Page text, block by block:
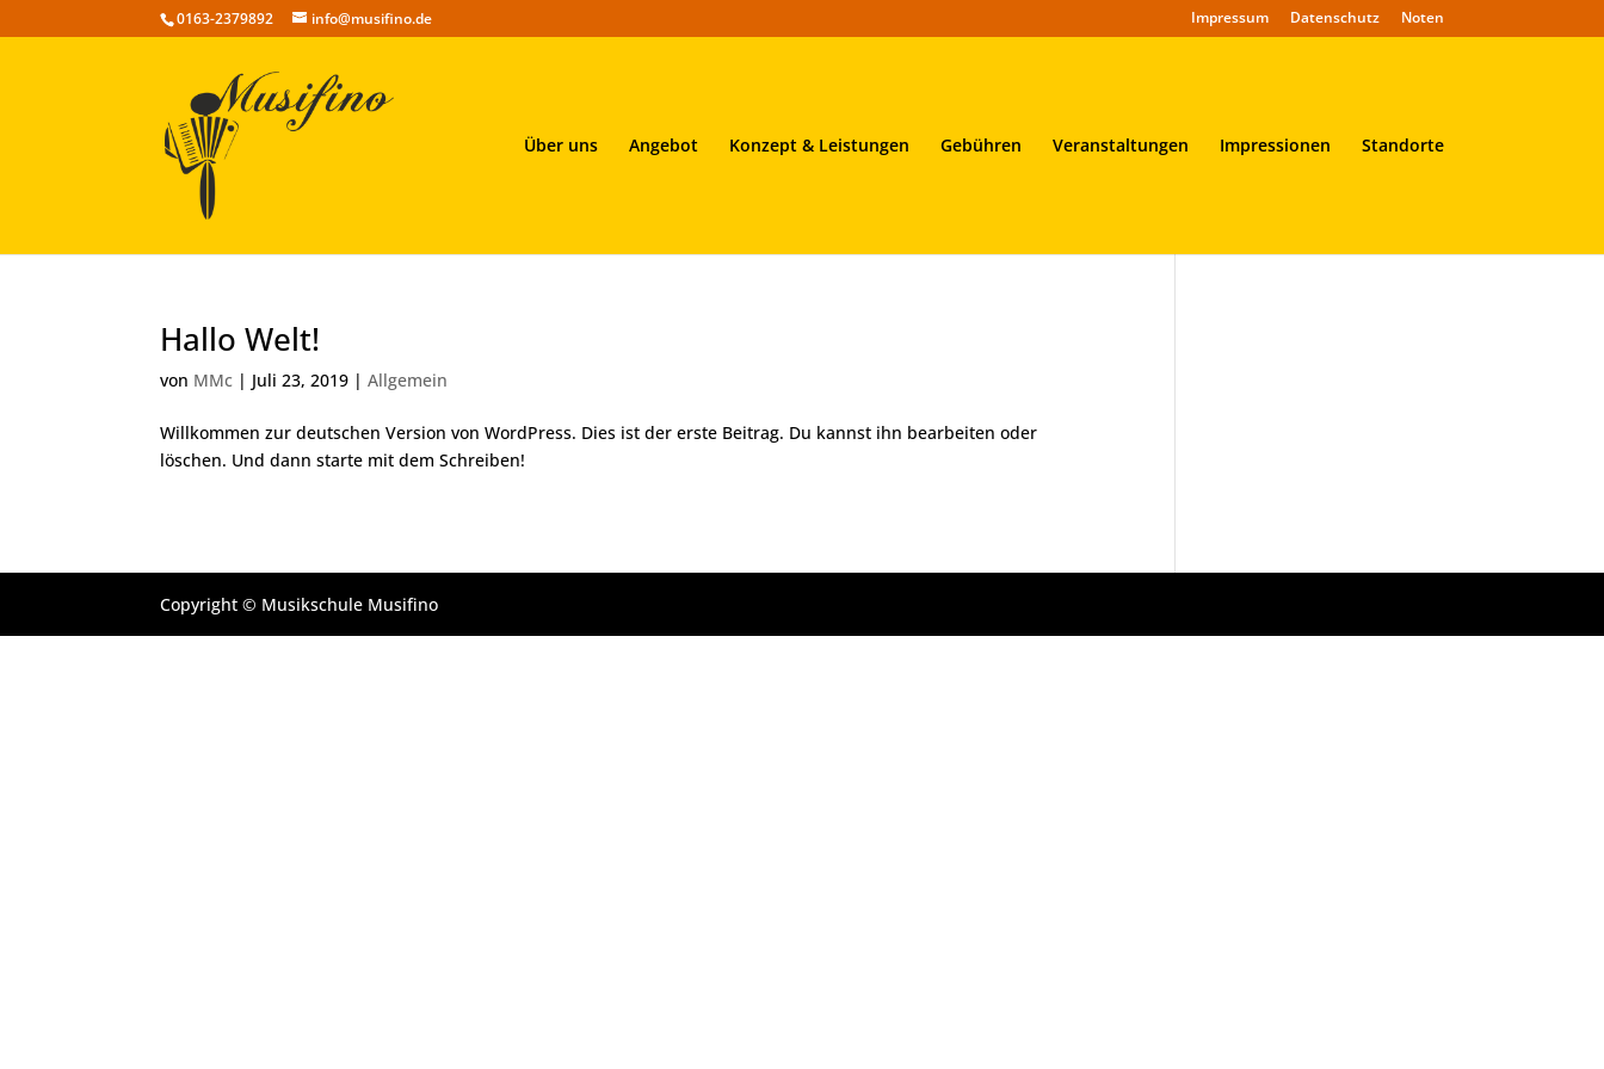
0163-2379892 info@musifino.de Impressum Datenschutz Noten
Über uns Angebot Konzept & Leistungen Gebühren Veranstaltungen Impressionen Standorte
Hallo Welt!
von MMc | Juli 23, 2019 |Allgemein
Willkommen zur deutschen Version von WordPress. Dies ist der erste Beitrag. Du kannst ihn bearbeiten oder
löschen. Und dann starte mit dem Schreiben!
Copyright © Musikschule Musifino